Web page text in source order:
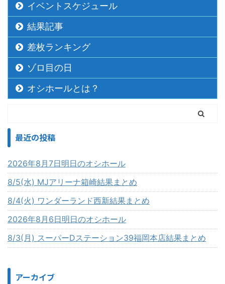
イベントスケジュール
結果記事
差枚ランキング
ゾロ目の日
オシホールとは？
最近の投稿
2026年8月7日明日のオシホール
8/5(水) MJアリーナ箱崎結果まとめ
8/4(火) ワンダーランド西新結果まとめ
2026年8月6日明日のオシホール
8/3(月) スーパーDステーション39福岡本店結果まとめ
アーカイブ